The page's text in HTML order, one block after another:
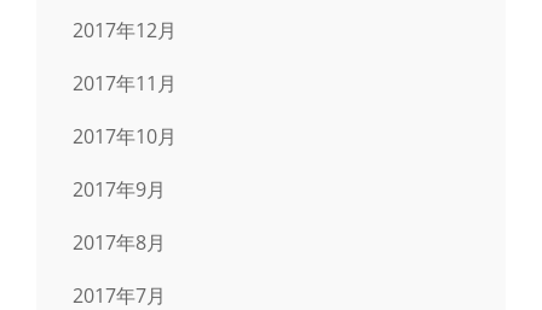
2017年12月
2017年11月
2017年10月
2017年9月
2017年8月
2017年7月